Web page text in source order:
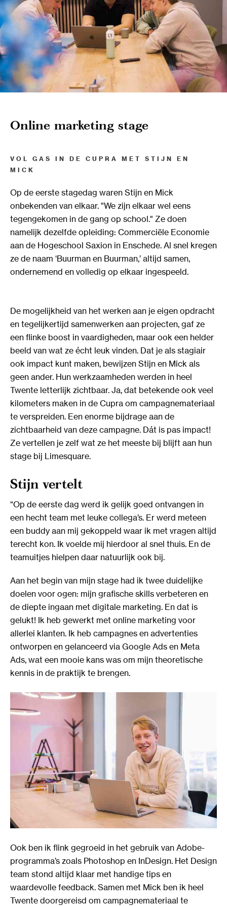
Online marketing stage
VOL GAS IN DE CUPRA MET STIJN EN
MICK
Op de eerste stagedag waren Stijn en Mick
onbekenden van elkaar. "We zijn elkaar wel eens
tegengekomen in de gang op school." Ze doen
namelijk dezelfde opleiding: Commerciële Economie
aan de Hogeschool Saxion in Enschede. Al snel kregen
ze de naam ‘Buurman en Buurman,’ altijd samen,
ondernemend en volledig op elkaar ingespeeld.
De mogelijkheid van het werken aan je eigen opdracht
en tegelijkertijd samenwerken aan projecten, gaf ze
een flinke boost in vaardigheden, maar ook een helder
beeld van wat ze écht leuk vinden. Dat je als stagiair
ook impact kunt maken, bewijzen Stijn en Mick als
geen ander. Hun werkzaamheden werden in heel
Twente letterlijk zichtbaar. Ja, dat betekende ook veel
kilometers maken in de Cupra om campagnemateriaal
te verspreiden. Een enorme bijdrage aan de
zichtbaarheid van deze campagne. Dát is pas impact!
Ze vertellen je zelf wat ze het meeste bij blijft aan hun
stage bij Limesquare.
Stijn vertelt
“Op de eerste dag werd ik gelijk goed ontvangen in
een hecht team met leuke collega’s. Er werd meteen
een buddy aan mij gekoppeld waar ik met vragen altijd
terecht kon. Ik voelde mij hierdoor al snel thuis. En de
teamuitjes hielpen daar natuurlijk ook bij.
Aan het begin van mijn stage had ik twee duidelijke
doelen voor ogen: mijn grafische skills verbeteren en
de diepte ingaan met digitale marketing. En dat is
gelukt! Ik heb gewerkt met online marketing voor
allerlei klanten. Ik heb campagnes en advertenties
ontworpen en gelanceerd via Google Ads en Meta
Ads, wat een mooie kans was om mijn theoretische
kennis in de praktijk te brengen.
Ook ben ik flink gegroeid in het gebruik van Adobe-
programma’s zoals Photoshop en InDesign. Het Design
team stond altijd klaar met handige tips en
waardevolle feedback. Samen met Mick ben ik heel
Twente doorgereisd om campagnemateriaal te